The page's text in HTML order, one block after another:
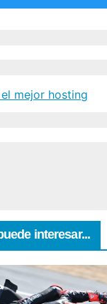
interesar...